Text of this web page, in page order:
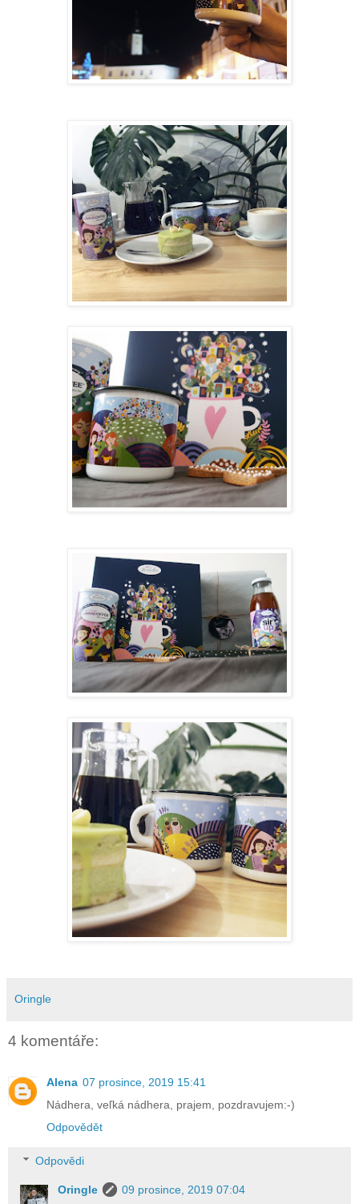
Oringle
4 komentáře:
Alena 07 prosince, 2019 15:41
Nádhera, veľká nádhera, prajem, pozdravujem:-)
Odpovědět
Odpovědi
Oringle
09 prosince, 2019 07:04